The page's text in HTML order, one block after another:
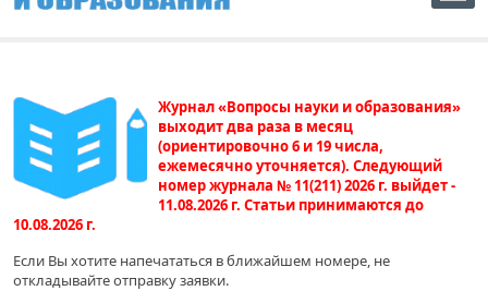
Журнал «Вопросы науки и образования»
выходит два раза в месяц
(ориентировочно 6 и 19 числа,
ежемесячно уточняется). Следующий
номер журнала № 11(211) 2026 г. выйдет -
11.08.2026 г. Статьи принимаются до
10.08.2026 г.
Если Вы хотите напечататься в ближайшем номере, не
откладывайте отправку заявки.